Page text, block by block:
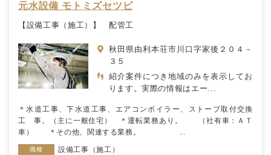
元水設備 モトミズセツビ
【設備工事（施工）】 配管工
秋田県由利本荘市川口字家後２０４－
３５
紹介案件につき地域のみを表示してお
ります。実際の情報はエー...
＊水道工事、下水道工事、エアコンボイラー、ストーブ取付交換
工 事。（主に一般住宅） ＊運転業務あり。 （社有車：ＡＴ
車） ＊その他、関連する業務。 ...
職種 設備工事（施工）